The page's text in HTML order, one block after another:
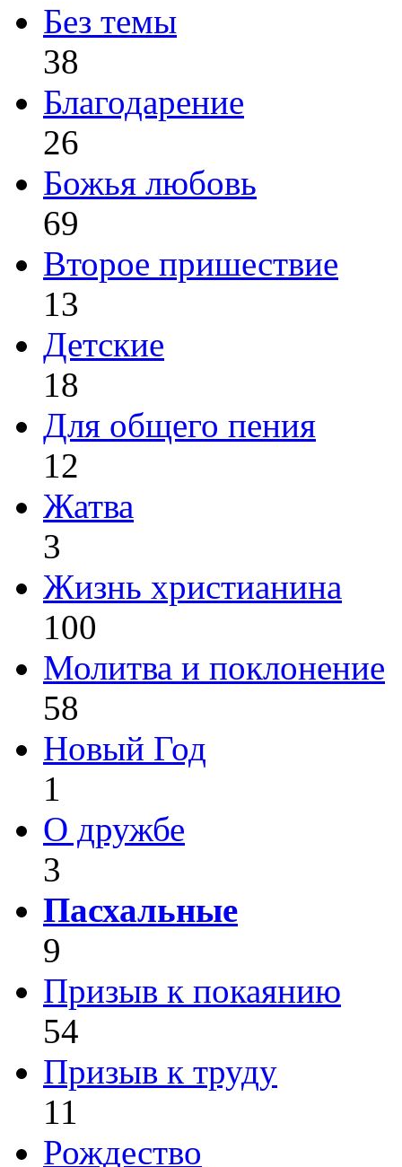
Без темы
38
Благодарение
26
Божья любовь
69
Второе пришествие
13
Детские
18
Для общего пения
12
Жатва
3
Жизнь христианина
100
Молитва и поклонение
58
Новый Год
1
О дружбе
3
Пасхальные
9
Призыв к покаянию
54
Призыв к труду
11
Рождество